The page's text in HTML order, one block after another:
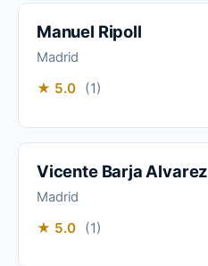
Manuel Ripoll
Madrid
★ 5.0 (1)
Vicente Barja Alvarez
Madrid
★ 5.0 (1)